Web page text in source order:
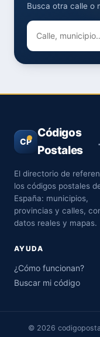
Busca otra calle o
CP
Códigos
Postales
El directorio de
los códigos postales
España: municipios,
provincias y calles,
datos reales y mapas.
AYUDA
¿Cómo funcionan?
Buscar mi código
© 2026